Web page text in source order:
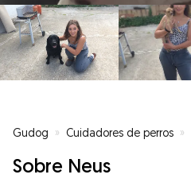
Gudog » Cuidadores de perros »
Sobre Neus